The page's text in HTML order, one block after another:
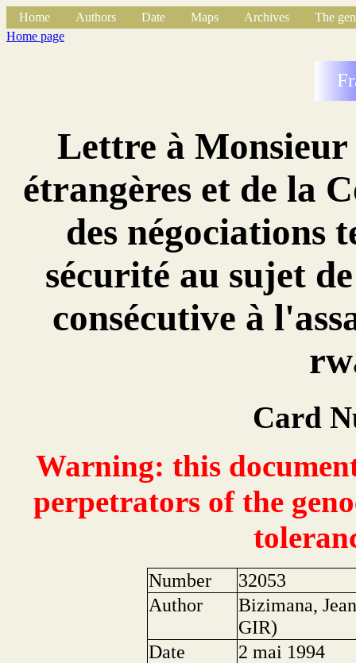
Home Authors Date Maps Archives
The
Home page
Lettre à
étrangères et de la
des négociations
sécurité au sujet
consécutive à
Card
Warning: this
perpetrators of the
Number
32053
Author
Bizimana,
GIR)
Date
2 mai 1994